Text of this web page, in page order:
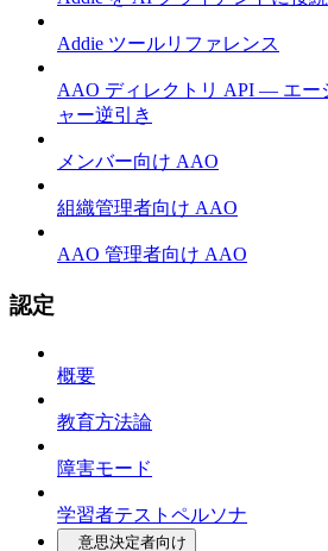
Addie ツールリファレンス
AAO ディレクトリ API — エ
ャー逆引き
メンバー向け AAO
組織管理者向け AAO
AAO 管理者向け AAO
認定
概要
教育方法論
障害モード
学習者テストペルソナ
意思決定者向け